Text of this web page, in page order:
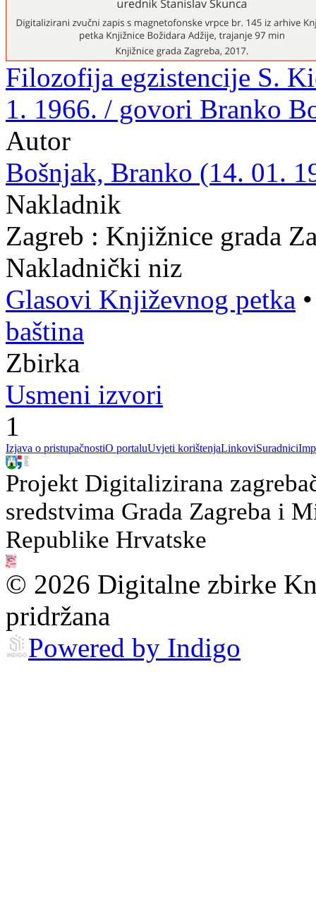
Filozofija egzistencije S.
1. 1966. / govori Branko
Autor
Bošnjak, Branko (14. 01.
Nakladnik
Zagreb : Knjižnice grada
Nakladnički niz
Glasovi Književnog petka
baština
Zbirka
Usmeni izvori
1
Izjava o pristupačnostiO portaluUvjeti korištenjaLinkoviSuradnici
Projekt Digitalizirana
sredstvima Grada Zagreba i
Republike Hrvatske
© 2026 Digitalne zbirke
pridržana
Powered by Indigo